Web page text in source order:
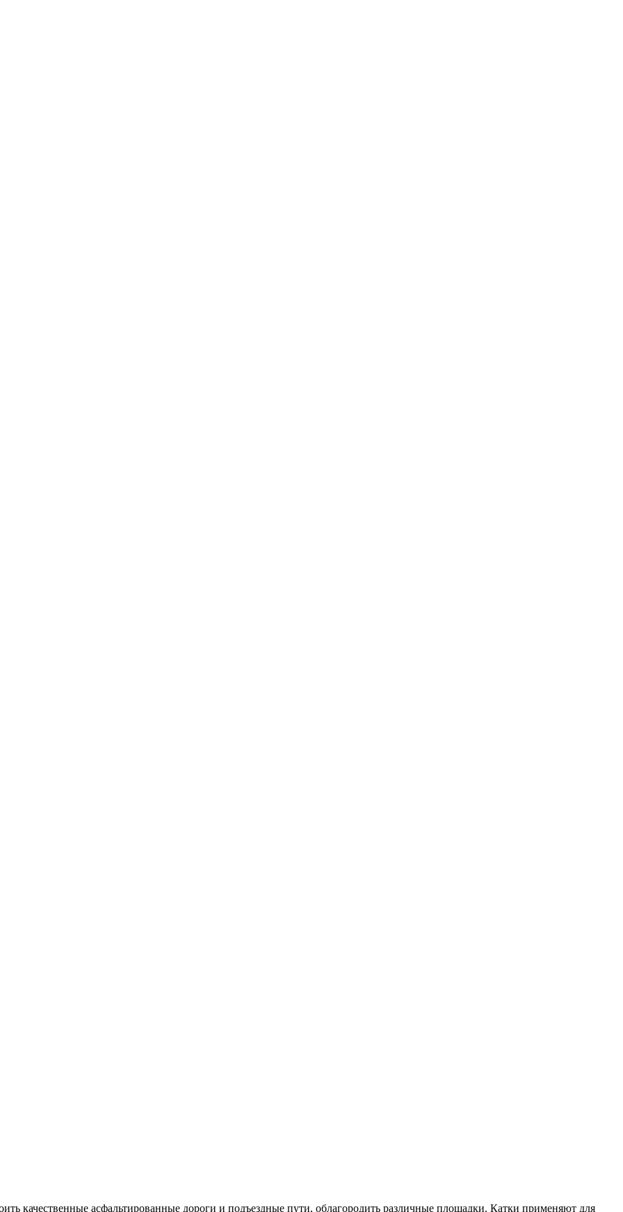
качественные асфальтированные дороги и подъездные пути, облагородить различные площадки. Катки применяют для